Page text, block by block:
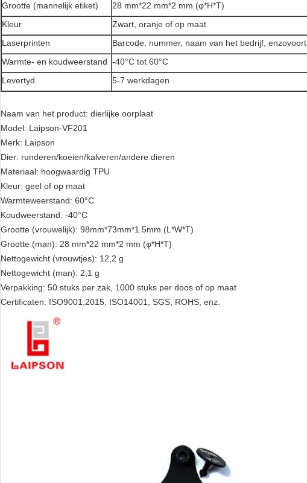
Grootte (mannelijk etiket)
28 mm*22 mm*2 mm (φ*H*T)
Kleur
Zwart, oranje of op maat
Laserprinten
Barcode, nummer, naam van het bedrijf, enzovoort.
Warmte- en koudweerstand -40°C tot 60°C
Levertyd
5-7 werkdagen
Naam van het product: dierlijke oorplaat
Model: Laipson-VF201
Merk: Laipson
Dier: runderen/koeien/kalveren/andere dieren
Materiaal: hoogwaardig TPU
Kleur: geel of op maat
Warmteweerstand: 60°C
Koudweerstand: -40°C
Grootte (vrouwelijk): 98mm*73mm*1.5mm (L*W*T)
Grootte (man): 28 mm*22 mm*2 mm (φ*H*T)
Nettogewicht (vrouwtjes): 12,2 g
Nettogewicht (man): 2,1 g
Verpakking: 50 stuks per zak, 1000 stuks per doos of op maat
Certificaten: ISO9001:2015, ISO14001, SGS, ROHS, enz.